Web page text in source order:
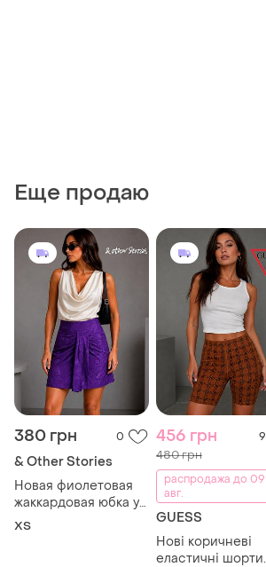
Еще продаю
380 грн 0
& Other Stories
Новая фиолетовая
жаккардовая юбка у
леопардовый принт
ХS
456 грн 9
480 грн
распродажа до 09
авг.
GUESS
Нові коричневі
еластичні шорти